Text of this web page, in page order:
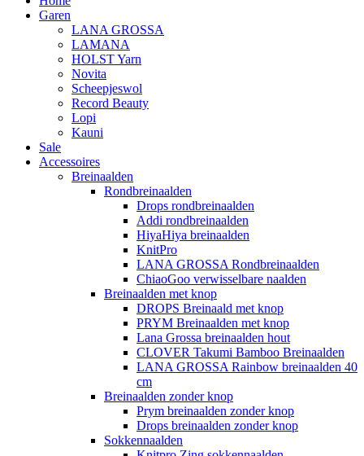
Garen
LANA GROSSA
LAMANA
HOLST Yarn
Novita
Scheepjeswol
Record Beauty
Lopi
Kauni
Sale
Accessoires
Breinaalden
Rondbreinaalden
Drops rondbreinaalden
Addi rondbreinaalden
HiyaHiya breinaalden
KnitPro
LANA GROSSA Rondbreinaalden
ChiaoGoo verwisselbare naalden
Breinaalden met knop
DROPS Breinaald met knop
PRYM Breinaalden met knop
Lana Grossa breinaalden hout
CLOVER Takumi Bamboo Breinaalden
LANA GROSSA Rainbow breinaalden 40
cm
Breinaalden zonder knop
Prym breinaalden zonder knop
Drops breinaalden zonder knop
Sokkennaalden